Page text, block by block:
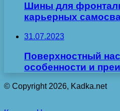
Шины для
карьерных
31.07.2023
Поверхностный
особенности и
© Copyright 2026, Kadka.net